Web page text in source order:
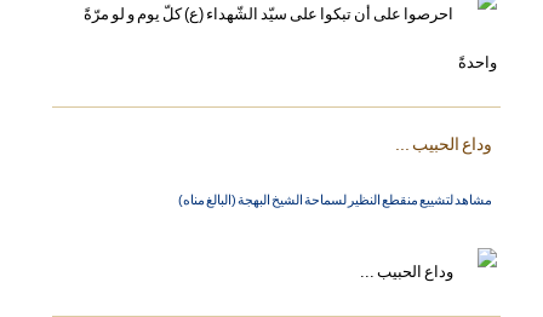
وداع الحبيب ...
مشاهد لتشييع منقطع النظير لسماحة الشيخ البهجة (البالغ مناه)